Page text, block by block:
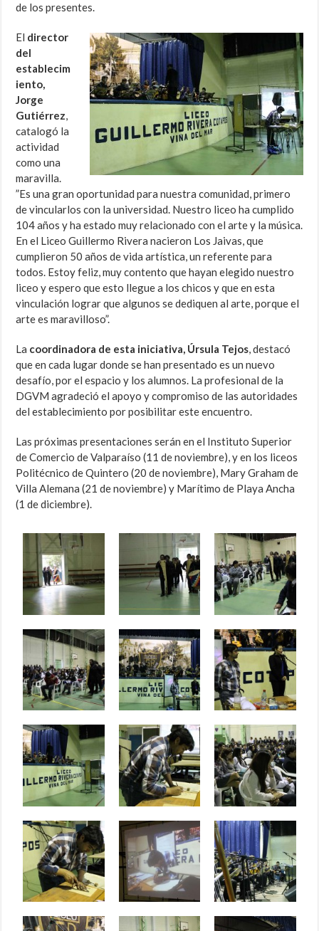
de los presentes.
El director
del
establecim
iento,
Jorge
Gutiérrez,
catalogó la
actividad
como una
maravilla.
”Es una gran oportunidad para nuestra comunidad, primero
de vincularlos con la universidad. Nuestro liceo ha cumplido
104 años y ha estado muy relacionado con el arte y la música.
En el Liceo Guillermo Rivera nacieron Los Jaivas, que
cumplieron 50 años de vida artística, un referente para
todos. Estoy feliz, muy contento que hayan elegido nuestro
liceo y espero que esto llegue a los chicos y que en esta
vinculación lograr que algunos se dediquen al arte, porque el
arte es maravilloso”.
La coordinadora de esta iniciativa, Úrsula Tejos, destacó
que en cada lugar donde se han presentado es un nuevo
desafío, por el espacio y los alumnos. La profesional de la
DGVM agradeció el apoyo y compromiso de las autoridades
del establecimiento por posibilitar este encuentro.
Las próximas presentaciones serán en el Instituto Superior
de Comercio de Valparaíso (11 de noviembre), y en los liceos
Politécnico de Quintero (20 de noviembre), Mary Graham de
Villa Alemana (21 de noviembre) y Marítimo de Playa Ancha
(1 de diciembre).